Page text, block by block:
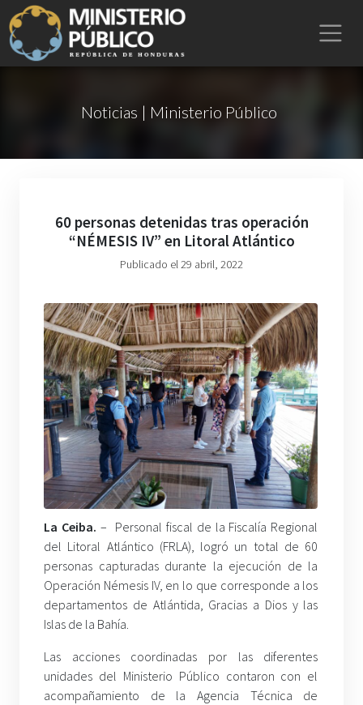
Noticias | Ministerio Público
60 personas detenidas tras operación
“NÉMESIS IV” en Litoral Atlántico
Publicado el 29 abril, 2022
La Ceiba. – Personal fiscal de la Fiscalía Regional
del Litoral Atlántico (FRLA), logró un total de 60
personas capturadas durante la ejecución de la
Operación Némesis IV, en lo que corresponde a los
departamentos de Atlántida, Gracias a Dios y las
Islas de la Bahía.
Las acciones coordinadas por las diferentes
unidades del Ministerio Público contaron con el
acompañamiento de la Agencia Técnica de